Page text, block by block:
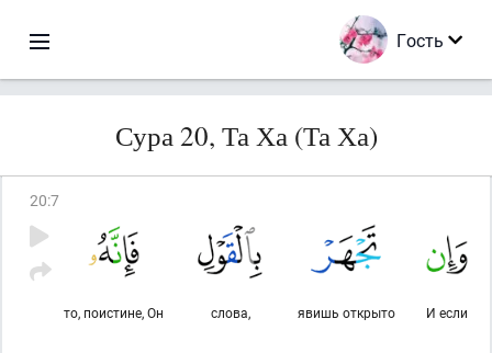
Гость
Сура 20, Та Ха (Та Ха)
20:7
И если
явишь открыто
слова,
то, поистине, Он